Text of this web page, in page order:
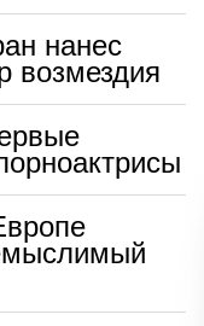
нанес
возмездия